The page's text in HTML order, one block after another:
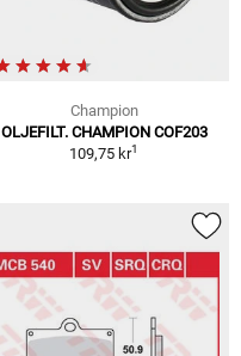
Champion
OLJEFILT. CHAMPION COF203
109,75 kr1